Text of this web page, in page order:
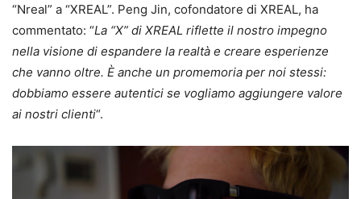
“Nreal” a “XREAL”. Peng Jin, cofondatore di XREAL, ha
commentato: “La “X” di XREAL riflette il nostro impegno
nella visione di espandere la realtà e creare esperienze
che vanno oltre. È anche un promemoria per noi stessi:
dobbiamo essere autentici se vogliamo aggiungere valore
ai nostri clienti“.